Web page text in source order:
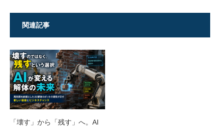
関連記事
「壊す」から「残す」へ。AI